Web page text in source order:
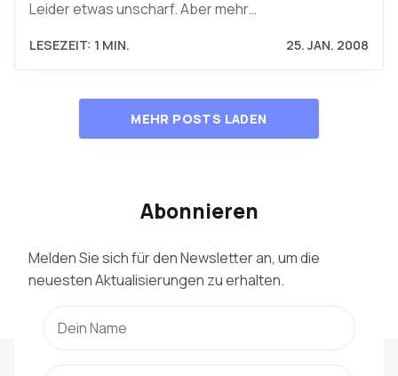
Leider etwas unscharf. Aber mehr…
LESEZEIT: 1 MIN. 25. JAN. 2008
MEHR POSTS LADEN
Abonnieren
Melden Sie sich für den Newsletter an, um die
neuesten Aktualisierungen zu erhalten.